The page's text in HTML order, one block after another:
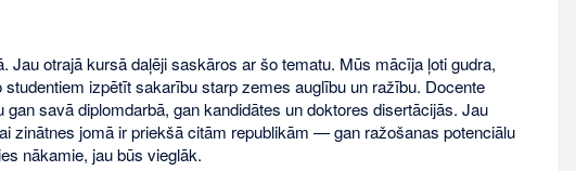
otrajā kursā daļēji saskāros ar šo tematu. Mūs mācīja ļoti gudra,
izpētīt sakarību starp zemes auglību un ražību. Docente
savā diplomdarbā, gan kandidātes un doktores disertācijās. Jau
zinātnes jomā ir priekšā citām republikām — gan ražošanas potenciālu
nākamie, jau būs vieglāk.